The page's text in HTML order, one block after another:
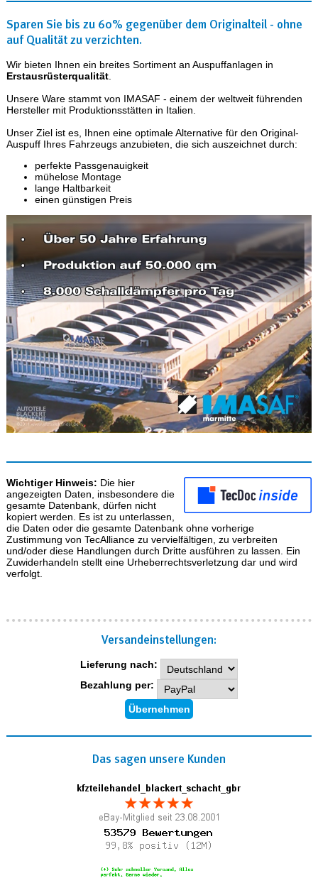
Sparen Sie bis zu 60% gegenüber dem Originalteil - ohne
auf Qualität zu verzichten.
Wir bieten Ihnen ein breites Sortiment an Auspuffanlagen in
Erstausrüsterqualität.
Unsere Ware stammt von IMASAF - einem der weltweit führenden
Hersteller mit Produktionsstätten in Italien.
Unser Ziel ist es, Ihnen eine optimale Alternative für den Original-
Auspuff Ihres Fahrzeugs anzubieten, die sich auszeichnet durch:
perfekte Passgenauigkeit
mühelose Montage
lange Haltbarkeit
einen günstigen Preis
Wichtiger Hinweis: Die hier
angezeigten Daten, insbesondere die
gesamte Datenbank, dürfen nicht
kopiert werden. Es ist zu unterlassen,
die Daten oder die gesamte Datenbank ohne vorherige
Zustimmung von TecAlliance zu vervielfältigen, zu verbreiten
und/oder diese Handlungen durch Dritte ausführen zu lassen. Ein
Zuwiderhandeln stellt eine Urheberrechtsverletzung dar und wird
verfolgt.
Versand­einstellungen:
Lieferung nach:
Bezahlung per:
Das sagen unsere Kunden